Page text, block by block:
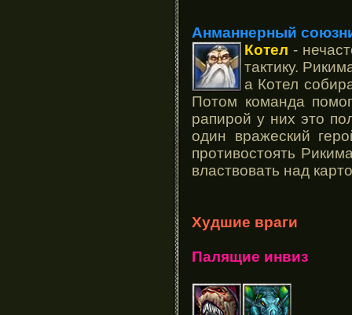
Анманнерный
Котел -
тактику.
а Котел
Потом команда
рапирой у них это
один вражеский
противостоять
властвовать над
Худшие враги
Палящие инвиз